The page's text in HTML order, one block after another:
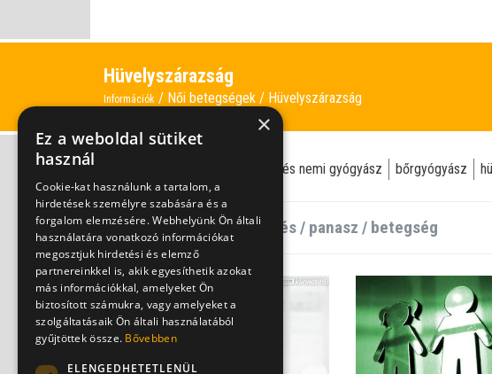
Hüvelyszárazság
Információk Női betegségek Hüvelyszárazság
bőr- és nemi gyógyász bőrgyógyász
×
Ez a weboldal sütiket
használ
Cookie-kat használunk a tartalom, a
hirdetések személyre szabására és a
forgalom elemzésére. Webhelyünk Ön általi
használatára vonatkozó információkat
megosztjuk hirdetési és elemző
partnereinkkel is, akik egyesíthetik azokat
más információkkal, amelyeket Ön
biztosított számukra, vagy amelyeket a
szolgáltatásaik Ön általi használatából
gyűjtöttek össze. Bővebben
ELENGEDHETETLENÜL